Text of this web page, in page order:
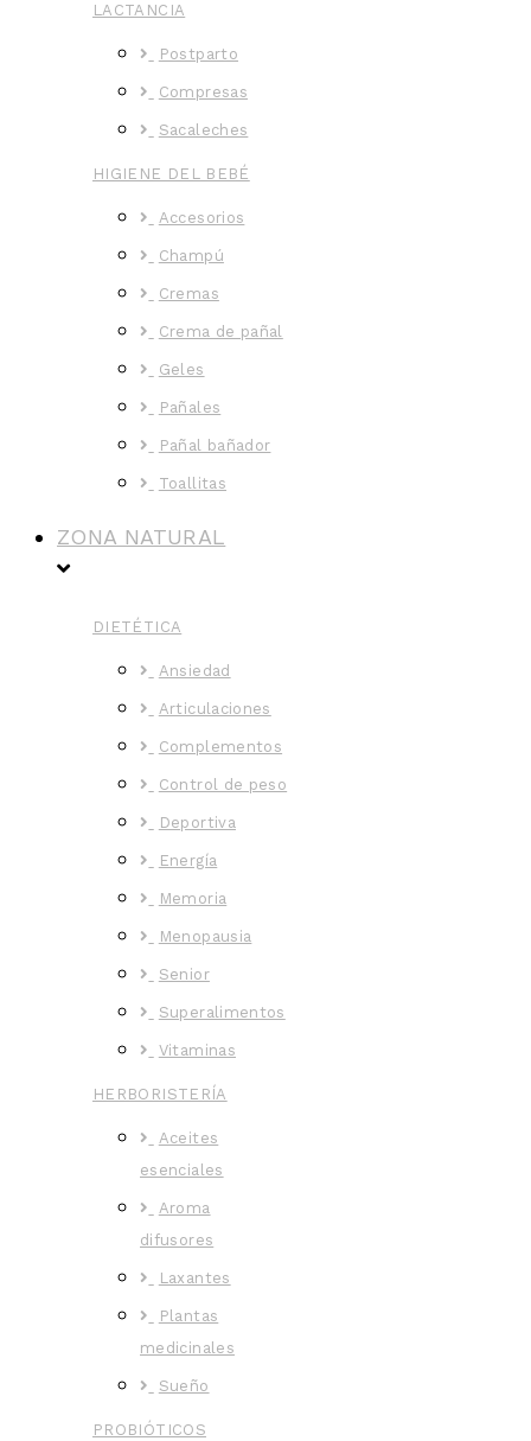
LACTANCIA
Postparto
Compresas
Sacaleches
HIGIENE DEL BEBÉ
Accesorios
Champú
Cremas
Crema de pañal
Geles
Pañales
Pañal bañador
Toallitas
ZONA NATURAL
DIETÉTICA
Ansiedad
Articulaciones
Complementos
Control de peso
Deportiva
Energía
Memoria
Menopausia
Senior
Superalimentos
Vitaminas
HERBORISTERÍA
Aceites
esenciales
Aroma
difusores
Laxantes
Plantas
medicinales
Sueño
PROBIÓTICOS